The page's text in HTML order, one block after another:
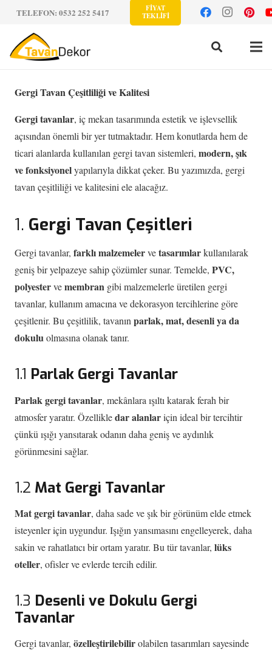
TELEFON: 0532 252 5417
FİYAT
TEKLİFİ
Gergi Tavan Çeşitliliği ve Kalitesi
Gergi tavanlar, iç mekan tasarımında estetik ve işlevsellik
açısından önemli bir yer tutmaktadır. Hem konutlarda hem de
ticari alanlarda kullanılan gergi tavan sistemleri, modern, şık
ve fonksiyonelyapılarıyla dikkat çeker. Bu yazımızda, gergi
tavan çeşitliliği ve kalitesini ele alacağız.
1. Gergi Tavan Çeşitleri
Gergi tavanlar, farklı malzemelervetasarımlarkullanılarak
geniş bir yelpazeye sahip çözümler sunar. Temelde, PVC,
polyestervemembran gibi malzemelerle üretilen gergi
tavanlar, kullanım amacına ve dekorasyon tercihlerine göre
çeşitlenir. Bu çeşitlilik, tavanınparlak, mat, desenli ya da
dokuluolmasına olanak tanır.
1.1 Parlak Gergi Tavanlar
Parlak gergi tavanlar, mekânlara ışıltı katarak ferah bir
atmosfer yaratır. Özellikledar alanlariçin ideal bir tercihtir
çünkü ışığı yansıtarak odanın daha geniş ve aydınlık
görünmesini sağlar.
1.2 Mat Gergi Tavanlar
Mat gergi tavanlar, daha sade ve şık bir görünüm elde etmek
isteyenler için uygundur. Işığın yansımasını engelleyerek, daha
sakin ve rahatlatıcı bir ortam yaratır. Bu tür tavanlar, lüks
oteller, ofisler ve evlerde tercih edilir.
1.3 Desenli ve Dokulu Gergi
Tavanlar
Gergi tavanlar, özelleştirilebilirolabilen tasarımları sayesinde